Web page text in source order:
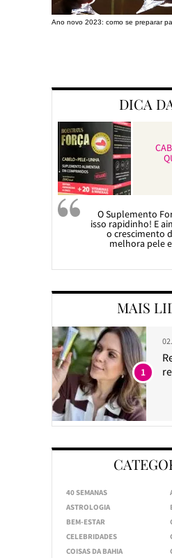
Ano novo 2023: como se preparar
DICA
O Suplemento
isso rapidinho! E
o crescimento
melhora pele
MAIS
1
40 SEMANAS
ASTROLOGIA
BEM-ESTAR
CELEBRIDADES
COISAS DA BAHIA